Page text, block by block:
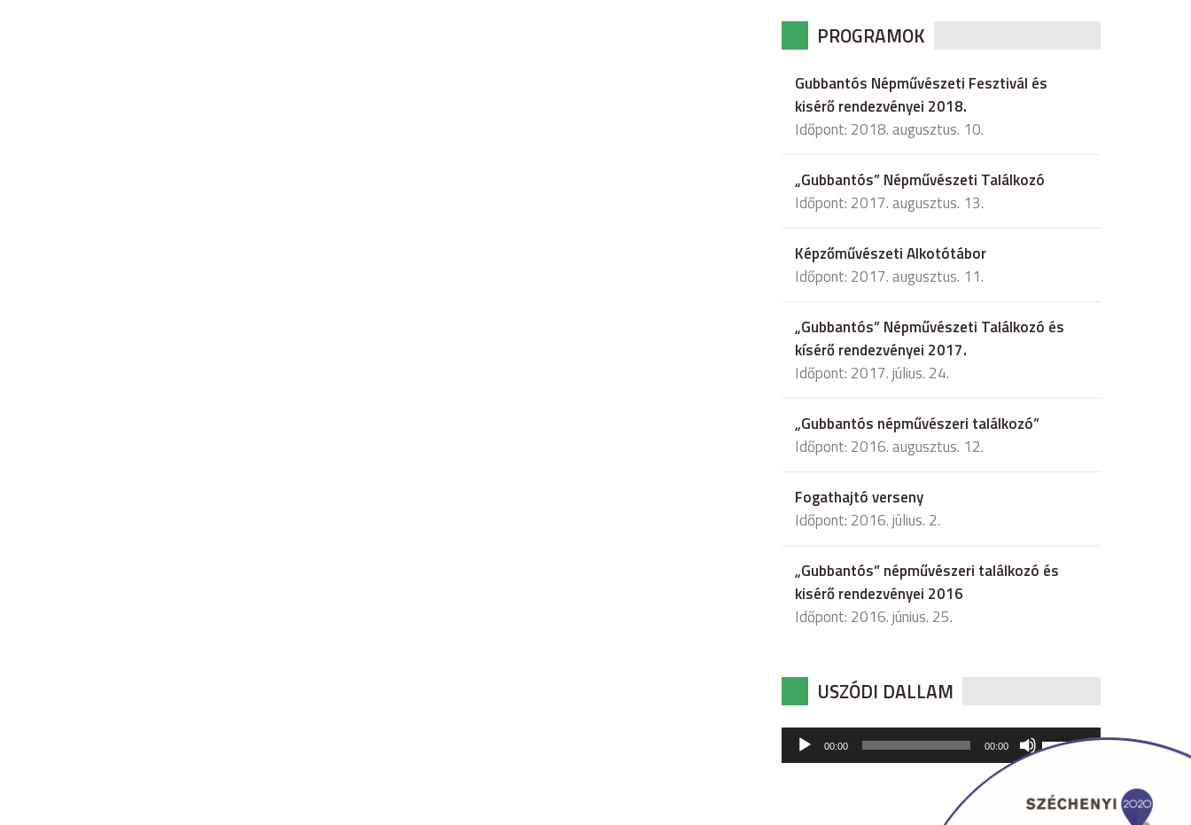
PROGRAMOK
Gubbantós Népművészeti Fesztivál és
kisérő rendezvényei 2018.
Időpont: 2018. augusztus. 10.
„Gubbantós” Népművészeti Találkozó
Időpont: 2017. augusztus. 13.
Képzőművészeti Alkotótábor
Időpont: 2017. augusztus. 11.
„Gubbantós” Népművészeti Találkozó és
kísérő rendezvényei 2017.
Időpont: 2017. július. 24.
„Gubbantós népművészeri találkozó”
Időpont: 2016. augusztus. 12.
Fogathajtó verseny
Időpont: 2016. július. 2.
„Gubbantós” népművészeri találkozó és
kisérő rendezvényei 2016
Időpont: 2016. június. 25.
USZÓDI DALLAM
Audió
lejátszó
00:00 00:00
hangerő
csökkentéséhez